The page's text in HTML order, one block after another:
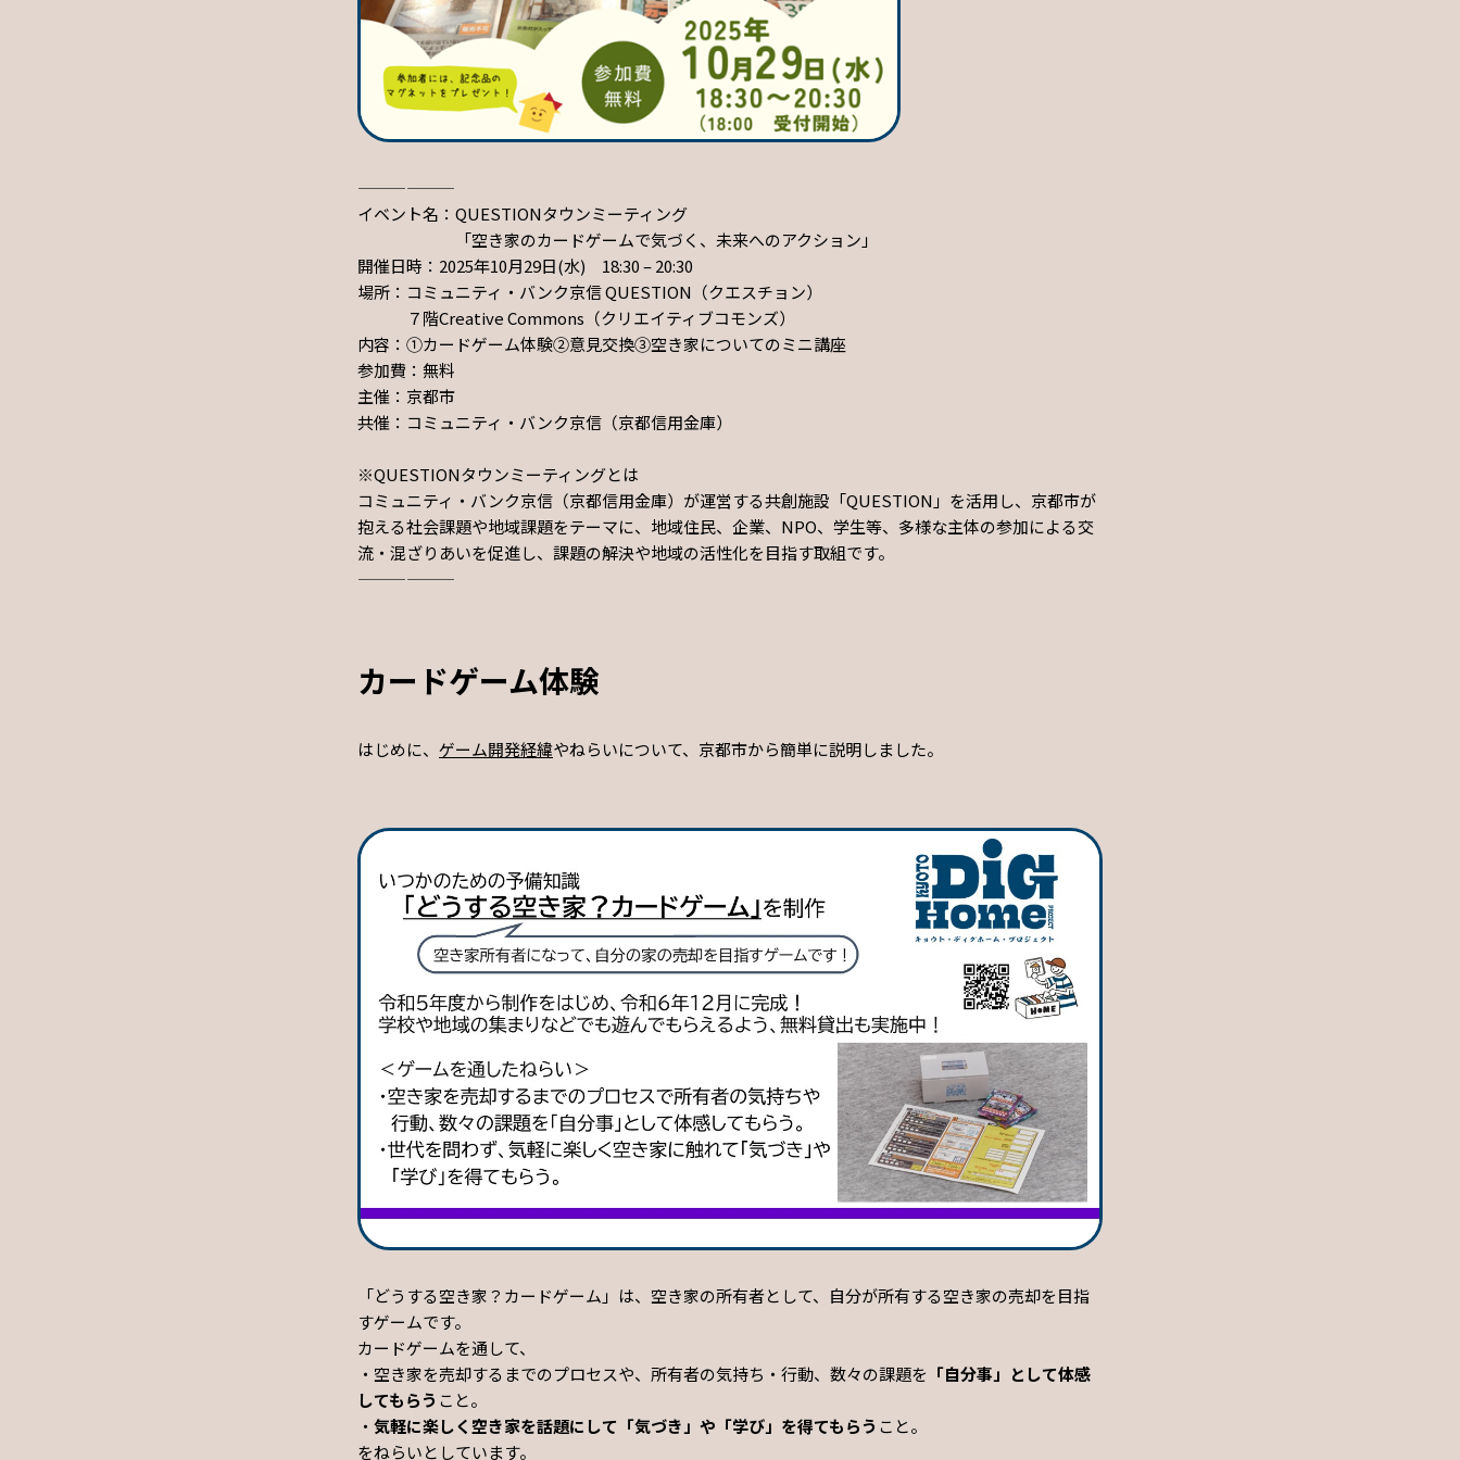
——————
イベント名：QUESTIONタウンミーティング
「空き家のカードゲームで気づく、未来へのアクション」
開催日時：2025年10月29日(水) 18:30 – 20:30
場所：コミュニティ・バンク京信 QUESTION（クエスチョン）
７階Creative Commons（クリエイティブコモンズ）
内容：①カードゲーム体験②意見交換③空き家についてのミニ講座
参加費：無料
主催：京都市
共催：コミュニティ・バンク京信（京都信用金庫）
※QUESTIONタウンミーティングとは
コミュニティ・バンク京信（京都信用金庫）が運営する共創施設「QUESTION」を活用し、京都市が
抱える社会課題や地域課題をテーマに、地域住民、企業、NPO、学生等、多様な主体の参加による交
流・混ざりあいを促進し、課題の解決や地域の活性化を目指す取組です。
——————
カードゲーム体験
はじめに、 ゲーム開発経緯やねらいについて、京都市から簡単に説明しました。
「どうする空き家？カードゲーム」は、空き家の所有者として、自分が所有する空き家の売却を目指
すゲームです。
カードゲームを通して、
・空き家を売却するまでのプロセスや、所有者の気持ち・行動、数々の課題を 「自分事」として体感
してもらう こと。
・ 気軽に楽しく空き家を話題にして「気づき」や「学び」を得てもらう こと。
をねらいとしています。